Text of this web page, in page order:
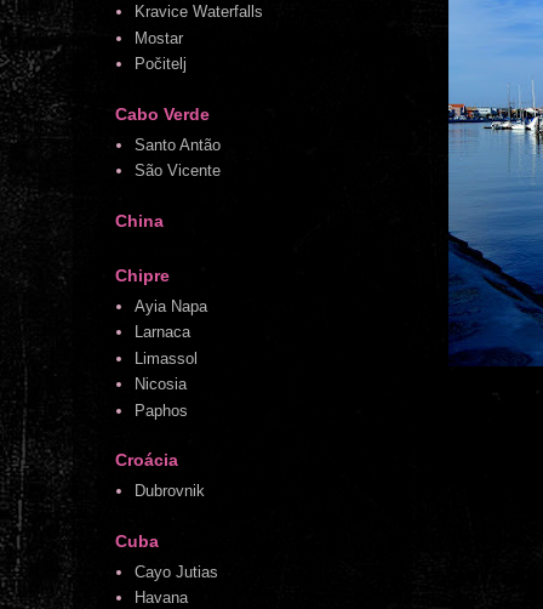
Kravice Waterfalls
Mostar
Počitelj
Cabo Verde
Santo Antão
São Vicente
China
Chipre
Ayia Napa
Larnaca
Limassol
Nicosia
Paphos
Croácia
Dubrovnik
Cuba
Cayo Jutias
Havana